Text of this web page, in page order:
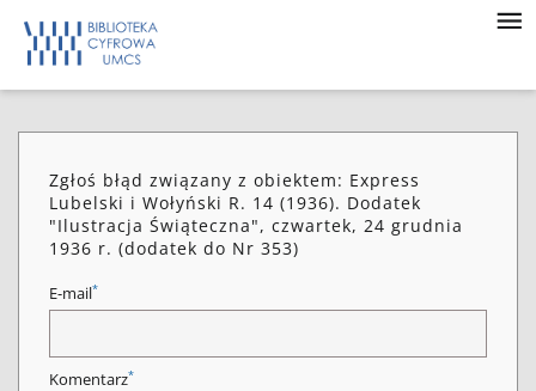
Zgłoś błąd związany z obiektem: Express
Lubelski i Wołyński R. 14 (1936). Dodatek
"Ilustracja Świąteczna", czwartek, 24 grudnia
1936 r. (dodatek do Nr 353)
E-mail*
Komentarz*